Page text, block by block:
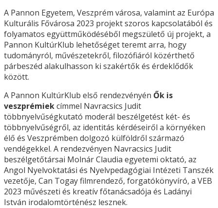
A Pannon Egyetem, Veszprém városa, valamint az Európa
Kulturális Fővárosa 2023 projekt szoros kapcsolatából és
folyamatos együttműködéséből megszülető új projekt, a
Pannon KultúrKlub lehetőséget teremt arra, hogy
tudományról, művészetekről, filozófiáról közérthető
párbeszéd alakulhasson ki szakértők és érdeklődők
között.
A Pannon KultúrKlub első rendezvényén Ők is
veszprémiekcímmel Navracsics Judit
többnyelvűségkutató moderál beszélgetést két- és
többnyelvűségről, az identitás kérdéseiről a környéken
élő és Veszprémben dolgozó külföldről származó
vendégekkel. A rendezvényen Navracsics Judit
beszélgetőtársai Molnár Claudia egyetemi oktató, az
Angol Nyelvoktatási és Nyelvpedagógiai Intézeti Tanszék
vezetője, Can Togay filmrendező, forgatókönyvíró, a VEB
2023 művészeti és kreatív főtanácsadója és Ladányi
István irodalomtörténész lesznek.